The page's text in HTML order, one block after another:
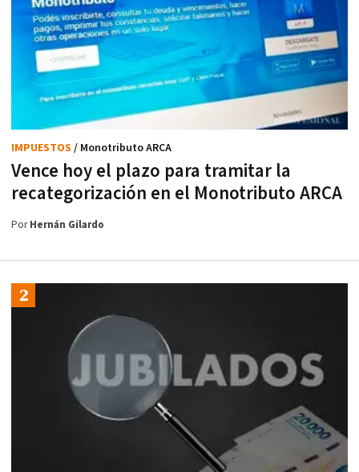
Vence hoy el plazo para tramitar la
recategorización en el Monotributo ARCA
IMPUESTOS / Monotributo ARCA
PorHernán Gilardo